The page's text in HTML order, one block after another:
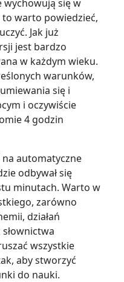
wychowują się w
warto powiedzieć,
Jak już
jest bardzo
w każdym wieku.
warunków,
się i
i oczywiście
4 godzin
na automatyczne
odbywał się
minutach. Warto w
zarówno
działań
wszystkie
aby stworzyć
do nauki.